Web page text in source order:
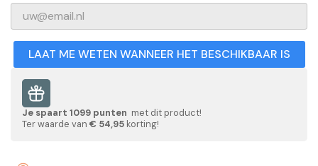
LAAT ME WETEN WANNEER HET BESCHIKBAAR IS
Je spaart 1099 punten met dit product!
Ter waarde van € 54,95 korting!